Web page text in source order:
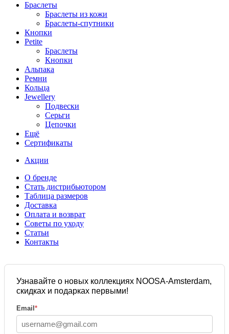
Браслеты
Браслеты из кожи
Браслеты-спутники
Кнопки
Petite
Браслеты
Кнопки
Альпака
Ремни
Кольца
Jewellery
Подвески
Серьги
Цепочки
Ещё
Сертификаты
Акции
О бренде
Стать дистрибьютором
Таблица размеров
Доставка
Оплата и возврат
Советы по уходу
Статьи
Контакты
Узнавайте о новых коллекциях NOOSA-Amsterdam,
скидках и подарках первыми!
Email *